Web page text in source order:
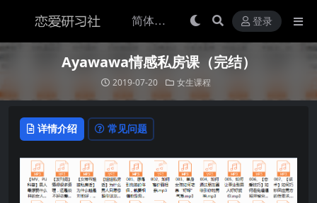
登录
Ayawawa情感私房课（完结）
2019-07-20 女生课程
详情介绍 常见问题